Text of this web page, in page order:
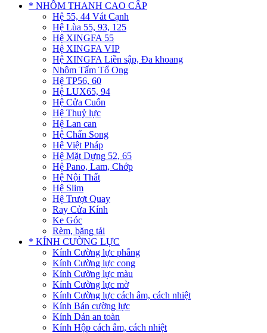
* NHÔM THANH CAO CẤP
Hệ 55, 44 Vát Cạnh
Hệ Lùa 55, 93, 125
Hệ XINGFA 55
Hệ XINGFA VIP
Hệ XINGFA Liền sập, Đa khoang
Nhôm Tấm Tổ Ong
Hệ TP56, 60
Hệ LUX65, 94
Hệ Cửa Cuốn
Hệ Thuỷ lực
Hệ Lan can
Hệ Chấn Song
Hệ Việt Pháp
Hệ Mặt Dựng 52, 65
Hệ Pano, Lam, Chớp
Hệ Nội Thất
Hệ Slim
Hệ Trượt Quay
Ray Cửa Kính
Ke Góc
Rèm, băng tải
* KÍNH CƯỜNG LỰC
Kính Cường lực phẳng
Kính Cường lực cong
Kính Cường lực màu
Kính Cường lực mờ
Kính Cường lực cách âm, cách nhiệt
Kính Bán cường lực
Kính Dán an toàn
Kính Hộp cách âm, cách nhiệt